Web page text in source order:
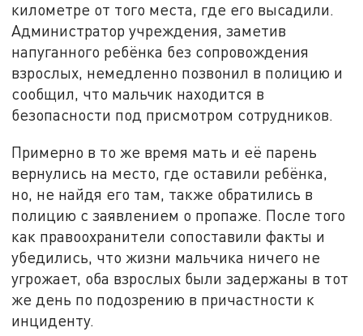
километре от того места, где его высадили.
Администратор учреждения, заметив
напуганного ребёнка без сопровождения
взрослых, немедленно позвонил в полицию и
сообщил, что мальчик находится в
безопасности под присмотром сотрудников.
Примерно в то же время мать и её парень
вернулись на место, где оставили ребёнка,
но, не найдя его там, также обратились в
полицию с заявлением о пропаже. После того
как правоохранители сопоставили факты и
убедились, что жизни мальчика ничего не
угрожает, оба взрослых были задержаны в тот
же день по подозрению в причастности к
инциденту.